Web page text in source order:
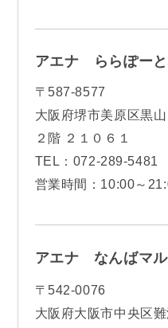
アエナ ららぽー
〒587-8577
大阪府堺市美原区黒
２階 ２１０６１
TEL：072-289-5481
営業時間：10:00～
アエナ なんばマ
〒542-0076
大阪府大阪市中央区